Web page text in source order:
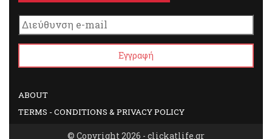
ABOUT
TERMS - CONDITIONS & PRIVACY POLICY
© Copyright 2026 - clickatlife.gr